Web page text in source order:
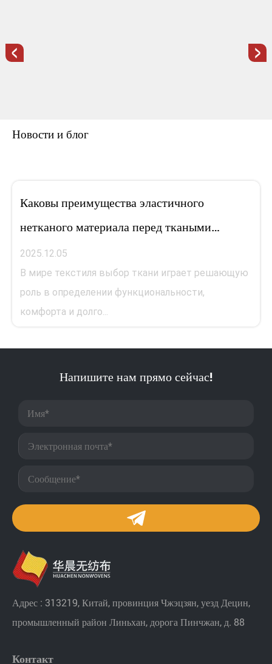
< >
Новости и блог
Каковы преимущества эластичного
нетканого материала перед ткаными
материалами?
2025.12.05
В мире текстиля выбор ткани играет решающую
роль в определении функциональности,
комфорта и долго...
Напишите нам прямо сейчас!
Адрес : 313219, Китай, провинция Чжэцзян, уезд Децин,
промышленный район Линьхан, дорога Пинчжан, д. 88
Контакт